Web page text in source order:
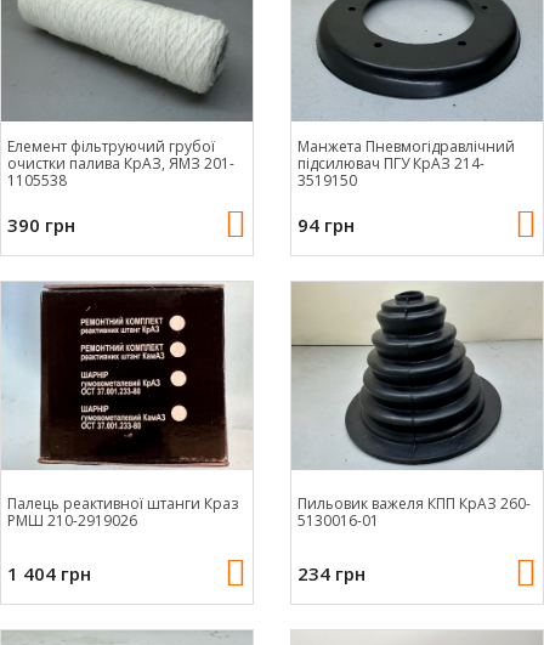
Елемент фільтруючий грубої
очистки палива КрАЗ, ЯМЗ 201-
1105538
390 грн
Манжета Пневмогідравлічний
підсилювач ПГУ КрАЗ 214-
3519150
94 грн
Палець реактивної штанги Краз
РМШ 210-2919026
1 404 грн
Пильовик важеля КПП КрАЗ 260-
5130016-01
234 грн